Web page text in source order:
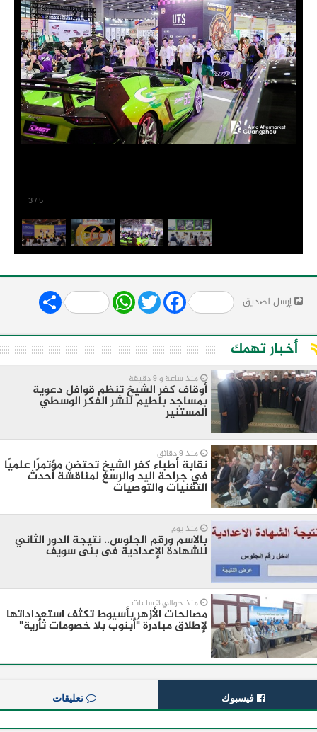
3 / 5
إرسل لصديق Share WhatsApp
Twitter Facebook
أخبار تهمك
منذ ساعة و 9 دقيقة
أوقاف كفر الشيخ تنظم قوافل دعوية
بمساجد بلطيم لنشر الفكر الوسطي
المستنير
منذ 9 دقائق
نقابة أطباء كفر الشيخ تحتضن مؤتمرًا علميًا
في جراحة اليد والرسغ لمناقشة أحدث
التقنيات والتوصيات
منذ يوم
بالاسم ورقم الجلوس.. نتيجة الدور الثاني
للشهادة الإعدادية فى بنى سويف
منذ حوالي 3 ساعات
مصالحات الأزهر بأسيوط تكثف استعداداتها
لإطلاق مبادرة "أبنوب بلا خصومات ثأرية"
فيسبوك تعليقات